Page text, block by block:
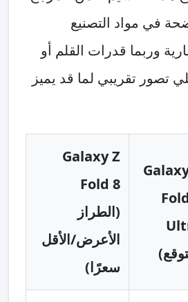
في مواد التصنيع
وربما قدرات القلم أو
تصور تقريبي لما قد يميز
Galaxy Z
Fold 8
(الطراز
الأعرض/الأقل
سعرًا)